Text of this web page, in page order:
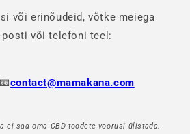
või erinõudeid, võtke meiega
posti või telefoni teel:
contact@mamakana.com
ei saa oma CBD-toodete voorusi ülistada.